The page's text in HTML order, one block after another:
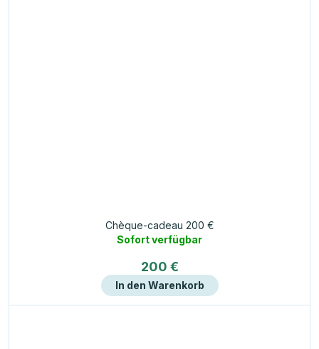
Chèque-cadeau 200 €
Sofort verfügbar
200 €
In den Warenkorb